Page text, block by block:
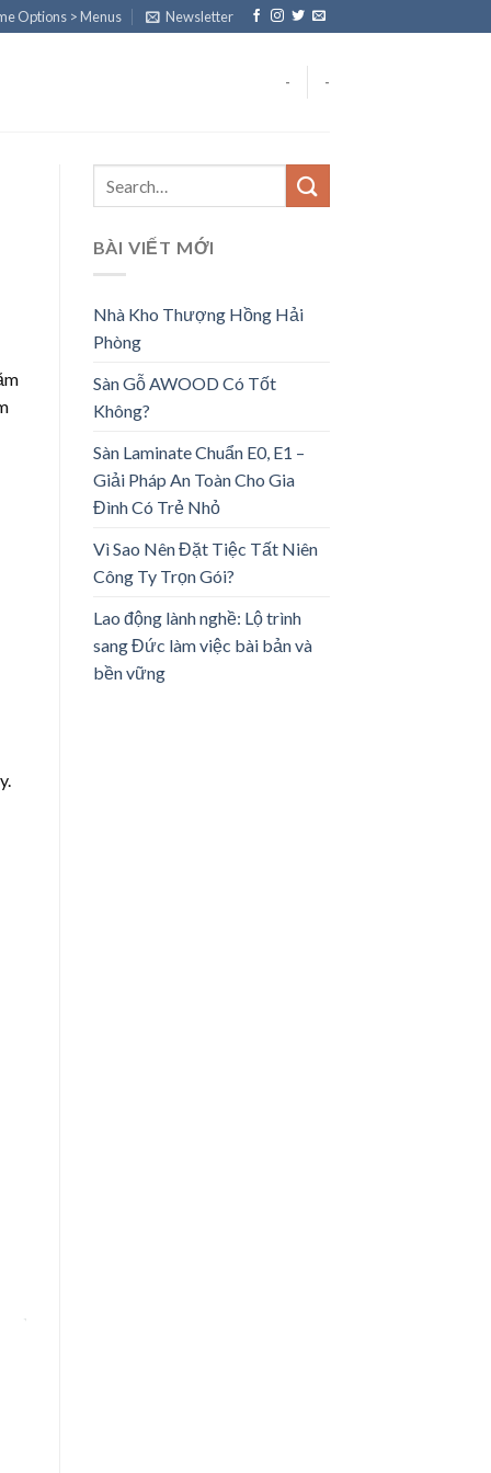
Options > Menus Newsletter
- -
BÀI VIẾT MỚI
Nhà Kho Thượng Hồng Hải
Phòng
Sàn Gỗ AWOOD Có Tốt
Không?
Sàn Laminate Chuẩn E0, E1 –
Giải Pháp An Toàn Cho Gia
Đình Có Trẻ Nhỏ
Vì Sao Nên Đặt Tiệc Tất Niên
Công Ty Trọn Gói?
Lao động lành nghề: Lộ trình
sang Đức làm việc bài bản và
bền vững